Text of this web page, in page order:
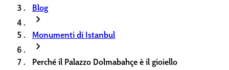
Blog
chevron_right
Monumenti di Istanbul
chevron_right
Perché il Palazzo Dolmabahçe è il gioiello